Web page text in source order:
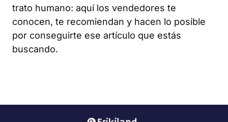
trato humano: aquí los vendedores te
conocen, te recomiendan y hacen lo posible
por conseguirte ese artículo que estás
buscando.